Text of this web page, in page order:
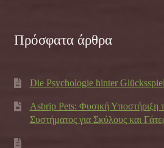
Πρόσφατα άρθρα
Die Psychologie hinter
Asbrip Pets: Φυσική Υποστήριξη
Συστήματος για Σκύλους και